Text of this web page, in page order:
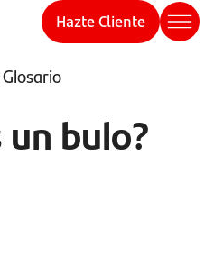
Hazte Cliente
Glosario
un bulo?